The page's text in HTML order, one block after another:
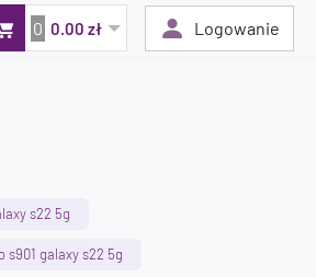
0 0.00 zł Logowanie
s22 5g
s901 galaxy s22 5g